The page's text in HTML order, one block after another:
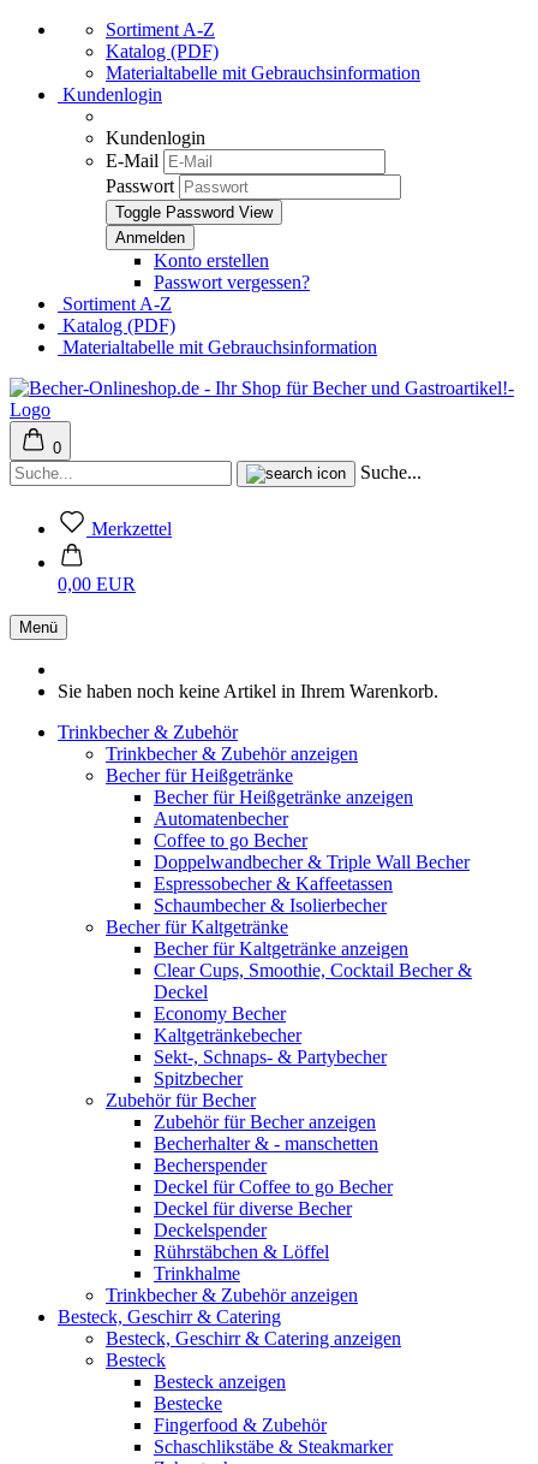
Sortiment A-Z
Katalog (PDF)
Materialtabelle mit Gebrauchsinformation
Kundenlogin
Kundenlogin
E-Mail
Passwort
Toggle Password View
Konto erstellen
Passwort vergessen?
Sortiment A-Z
Katalog (PDF)
Materialtabelle mit Gebrauchsinformation
0
Suche...
Merkzettel
0,00 EUR
Menü
Sie haben noch keine Artikel in Ihrem Warenkorb.
Trinkbecher & Zubehör
Trinkbecher & Zubehör anzeigen
Becher für Heißgetränke
Becher für Heißgetränke anzeigen
Automatenbecher
Coffee to go Becher
Doppelwandbecher & Triple Wall Becher
Espressobecher & Kaffeetassen
Schaumbecher & Isolierbecher
Becher für Kaltgetränke
Becher für Kaltgetränke anzeigen
Clear Cups, Smoothie, Cocktail Becher &
Deckel
Economy Becher
Kaltgetränkebecher
Sekt-, Schnaps- & Partybecher
Spitzbecher
Zubehör für Becher
Zubehör für Becher anzeigen
Becherhalter & - manschetten
Becherspender
Deckel für Coffee to go Becher
Deckel für diverse Becher
Deckelspender
Rührstäbchen & Löffel
Trinkhalme
Trinkbecher & Zubehör anzeigen
Besteck, Geschirr & Catering
Besteck, Geschirr & Catering anzeigen
Besteck
Besteck anzeigen
Bestecke
Fingerfood & Zubehör
Schaschlikstäbe & Steakmarker